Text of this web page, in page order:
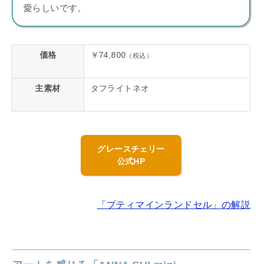
愛らしいです。
価格 ￥74,800 （税込）
主素材 タフライトネオ
グレースチェリー
公式HP
「プティマインランドセル」の解説